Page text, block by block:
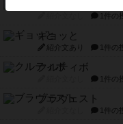
1件の
ギョッと
紹介文あり 1件の
クルティボ
1件の
ブラヴェスト
1件の